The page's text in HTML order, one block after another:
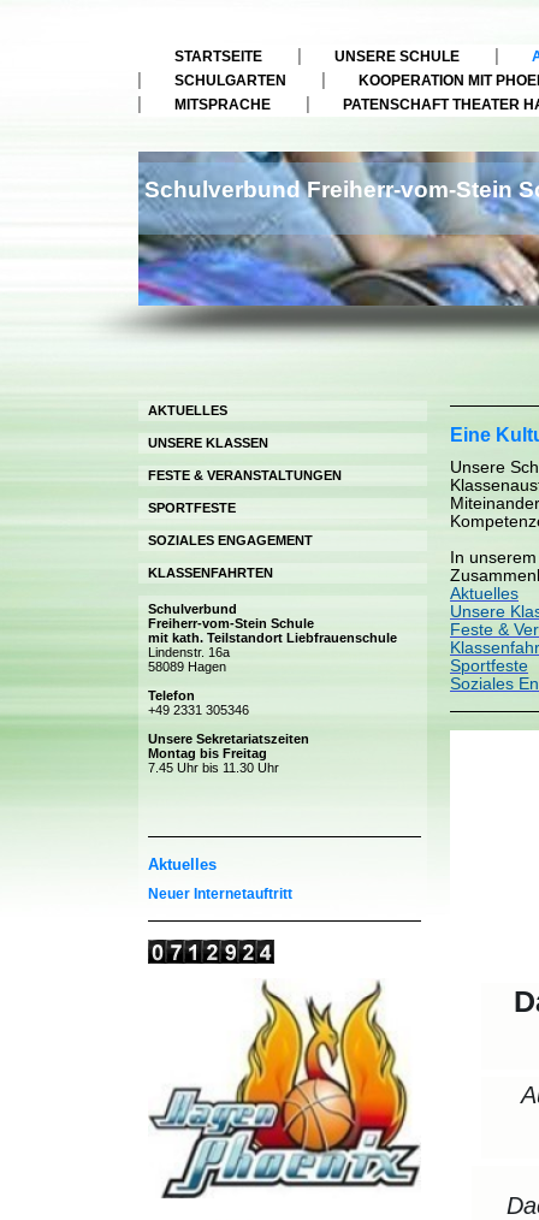
STARTSEITE UNSERE SCHULE
SCHULGARTEN
KOOPERATION MIT
MITSPRACHE
PATENSCHAFT THEATER
Schulverbund Freiherr-vom-Stein
Eine
Unsere
In
Aktuelles
Unsere
Feste &
Sportfeste
Soziales
AKTUELLES
UNSERE KLASSEN
FESTE & VERANSTALTUNGEN
SPORTFESTE
SOZIALES ENGAGEMENT
KLASSENFAHRTEN
Schulverbund
Freiherr-vom-Stein Schule
mit kath. Teilstandort Liebfrauenschule
Lindenstr. 16a
58089 Hagen
Telefon
+49 2331 305346
Unsere Sekretariatszeiten
Montag bis Freitag
7.45 Uhr bis 11.30 Uhr
Aktuelles
Neuer Internetauftritt